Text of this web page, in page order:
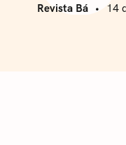
Revista Bá 14